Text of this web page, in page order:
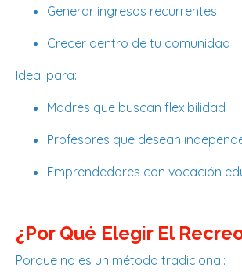
Generar ingresos recurrentes
Crecer dentro de tu comunidad
Ideal para:
Madres que buscan flexibilidad
Profesores que desean
Emprendedores con vocación
¿Por Qué Elegir El
Porque no es un método tradicional: